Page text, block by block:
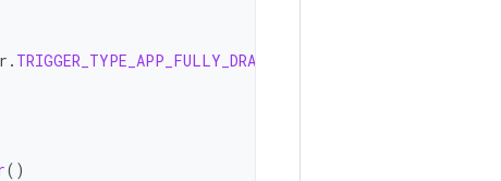
. TRIGGER_TYPE_APP_FULLY_DRAWN
()